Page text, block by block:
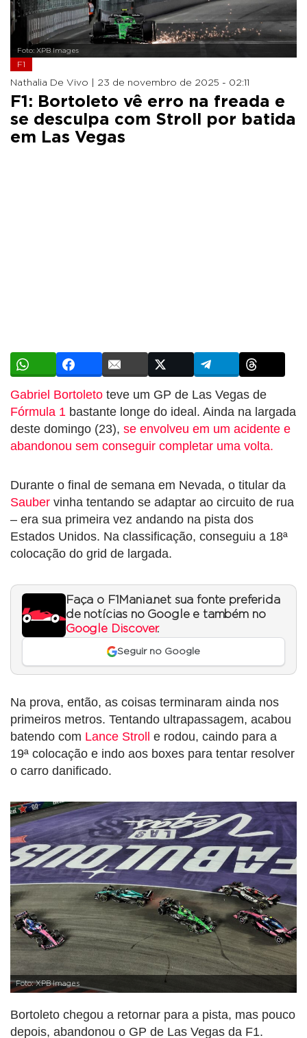
Foto: XPB Images
F1
Nathalia De Vivo | 23 de novembro de 2025 - 02:11
F1: Bortoleto vê erro na freada e
se desculpa com Stroll por batida
em Las Vegas
Gabriel Bortoleto teve um GP de Las Vegas de
Fórmula 1 bastante longe do ideal. Ainda na largada
deste domingo (23), se envolveu em um acidente e
abandonou sem conseguir completar uma volta.
Durante o final de semana em Nevada, o titular da
Sauber vinha tentando se adaptar ao circuito de rua
– era sua primeira vez andando na pista dos
Estados Unidos. Na classificação, conseguiu a 18ª
colocação do grid de largada.
Faça o F1Mania.net sua fonte preferida
de notícias no Google e também no
Google Discover.
Seguir no Google
Na prova, então, as coisas terminaram ainda nos
primeiros metros. Tentando ultrapassagem, acabou
batendo com Lance Stroll
e rodou, caindo para a
19ª colocação e indo aos boxes para tentar resolver
o carro danificado.
Foto: XPB Images
Bortoleto chegou a retornar para a pista, mas pouco
depois, abandonou o GP de Las Vegas da F1.